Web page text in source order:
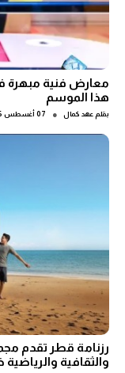
معارض فنية مبهرة
هذا الموسم
بقلم عهد كمال ● 07 أغسطس 2026
رزنامة قطر تقدم
والثقافية